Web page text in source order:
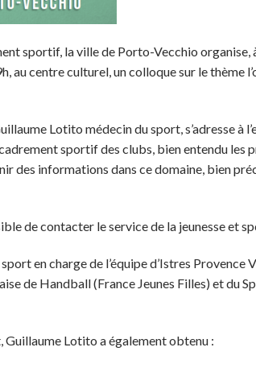
sportif, la ville de Porto-Vecchio organise,
au centre culturel, un colloque sur le thème
Lotito médecin du sport, s’adresse à
sportif des clubs, bien entendu les
des informations dans ce domaine, bien
de contacter le service de la jeunesse et
en charge de l’équipe d’Istres Provence
de Handball (France Jeunes Filles) et du
Guillaume Lotito a également obtenu :